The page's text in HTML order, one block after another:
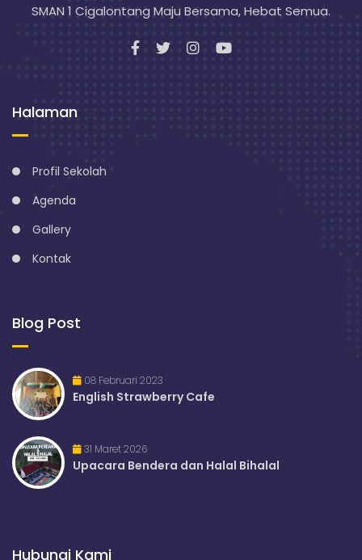
SMAN 1 Cigalontang Maju Bersama, Hebat Semua.
Halaman
Profil Sekolah
Agenda
Gallery
Kontak
Blog Post
08 Februari 2023
English Strawberry Cafe
31 Maret 2026
Upacara Bendera dan Halal Bihalal
Hubungi Kami